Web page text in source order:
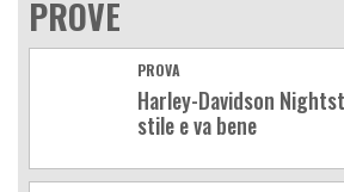
PROVE
PROVA
Harley-Davidson
stile e va bene